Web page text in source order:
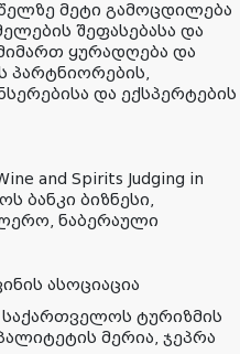
მეტი გამოცდილება
შეფასებასა და
ყურადღება და
და ექსპერტების
and Spirits Judging in
ბანკი ბიზნესი,
ნაბერაული
ასოციაცია
ტურიზმის
მერია, ჯეპრა